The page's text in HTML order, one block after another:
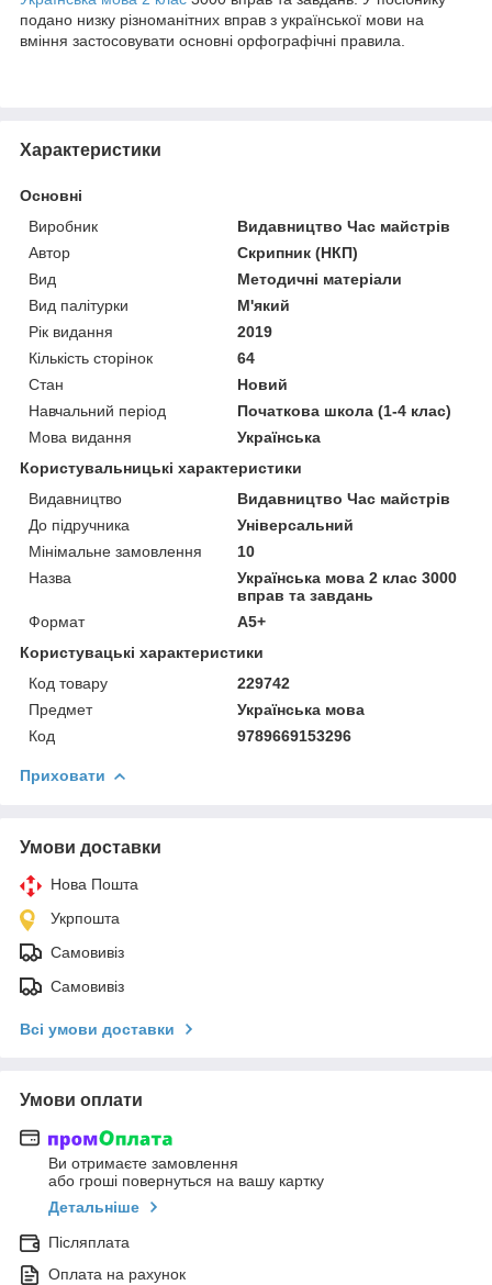
подано низку різноманітних вправ з української мови на
вміння застосовувати основні орфографічні правила.
Характеристики
Основні
Виробник
Видавництво Час майстрів
Автор
Скрипник (НКП)
Вид
Методичні матеріали
Вид палітурки
М'який
Рік видання
2019
Кількість сторінок
64
Стан
Новий
Навчальний період
Початкова школа (1-4 клас)
Мова видання
Українська
Користувальницькі характеристики
Видавництво
Видавництво Час майстрів
До підручника
Універсальний
Мінімальне замовлення
10
Назва
Українська мова 2 клас 3000
вправ та завдань
Формат
А5+
Користувацькi характеристики
Код товару
229742
Предмет
Українська мова
Код
9789669153296
Приховати
Умови доставки
Нова Пошта
Укрпошта
Самовивіз
Самовивіз
Всі умови доставки
Умови оплати
Ви отримаєте замовлення
або гроші повернуться на вашу картку
Детальніше
Післяплата
Оплата на рахунок